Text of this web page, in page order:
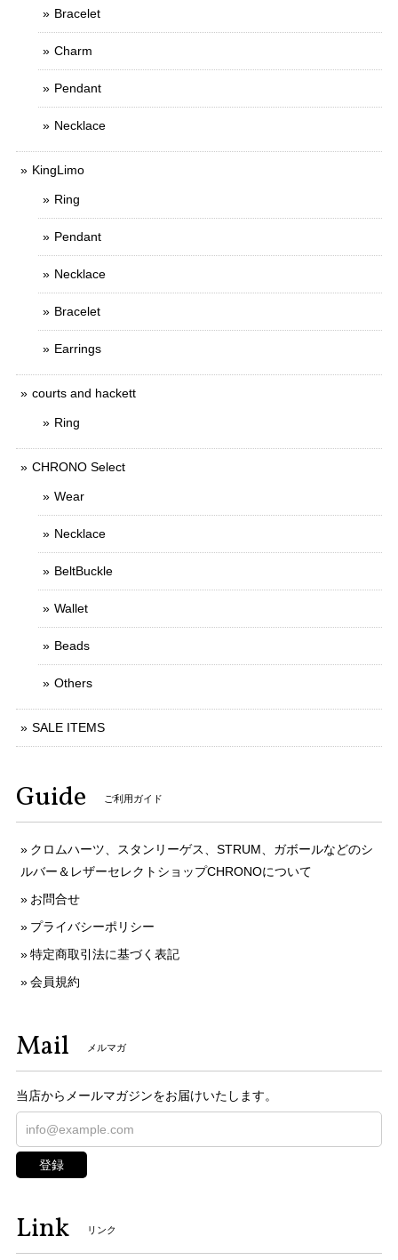
Bracelet
Charm
Pendant
Necklace
KingLimo
Ring
Pendant
Necklace
Bracelet
Earrings
courts and hackett
Ring
CHRONO Select
Wear
Necklace
BeltBuckle
Wallet
Beads
Others
SALE ITEMS
Guide ご利用ガイド
クロムハーツ、スタンリーゲス、STRUM、ガボールなどのシ
ルバー＆レザーセレクトショップCHRONOについて
お問合せ
プライバシーポリシー
特定商取引法に基づく表記
会員規約
Mail メルマガ
当店からメールマガジンをお届けいたします。
登録
Link リンク